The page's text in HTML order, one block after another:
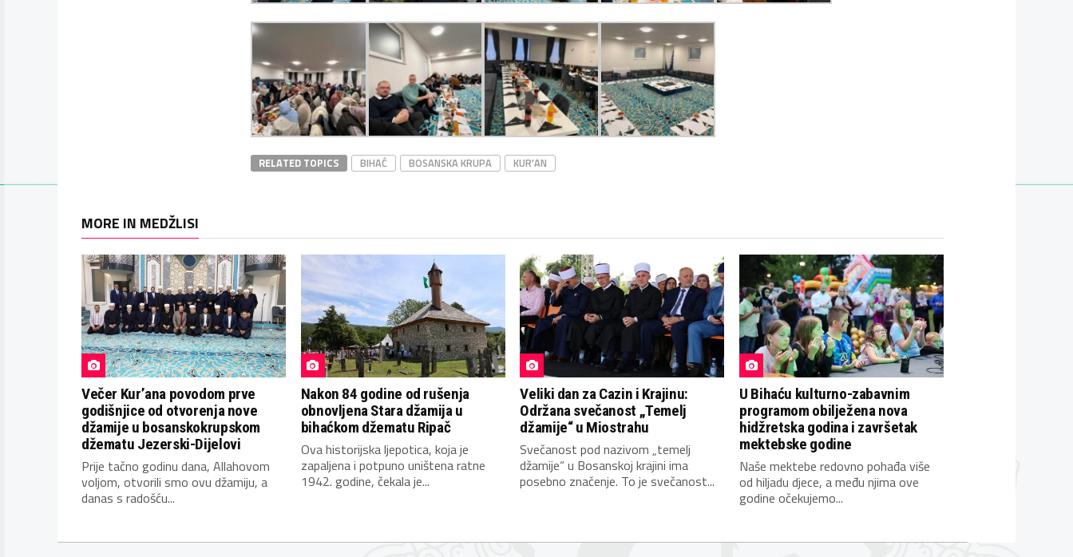
RELATED TOPICS BIHAĆ BOSANSKA KRUPA KUR'AN
MORE IN MEDŽLISI
Večer Kur’ana povodom prve
godišnjice od otvorenja nove
džamije u bosanskokrupskom
džematu Jezerski-Dijelovi
Prije tačno godinu dana, Allahovom
voljom, otvorili smo ovu džamiju, a
danas s radošću...
Nakon 84 godine od rušenja
obnovljena Stara džamija u
bihaćkom džematu Ripač
Ova historijska ljepotica, koja je
zapaljena i potpuno uništena ratne
1942. godine, čekala je...
Veliki dan za Cazin i Krajinu:
Održana svečanost „Temelj
džamije“ u Miostrahu
Svečanost pod nazivom „temelj
džamije“ u Bosanskoj krajini ima
posebno značenje. To je svečanost...
U Bihaću kulturno-zabavnim
programom obilježena nova
hidžretska godina i završetak
mektebske godine
Naše mektebe redovno pohađa više
od hiljadu djece, a među njima ove
godine očekujemo...